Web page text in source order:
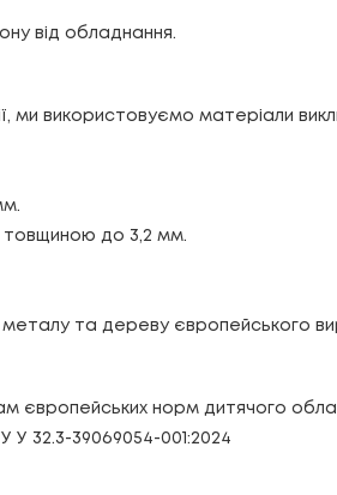
від обладнання.
ми використовуємо матеріали
товщиною до 3,2 мм.
металу та дереву європейського
європейських норм дитячого
У 32.3-39069054-001:2024